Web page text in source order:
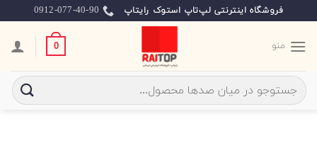
to
content
فروشگاه اینترنتی لپ‌تاپ استوک رایتاپ 0912-077-40-90
منو 0
جستجو
برای: